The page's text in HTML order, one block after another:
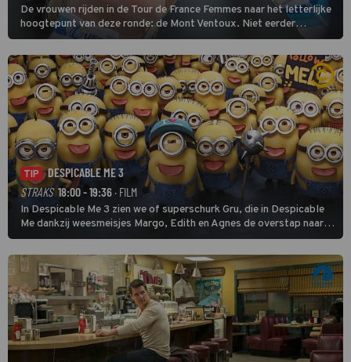
De vrouwen rijden in de Tour de France Femmes naar het letterlijke
hoogtepunt van deze ronde: de Mont Ventoux. Niet eerder
finishten de vrouwen voor deze koers op deze kale col uit de
buitencategorie. De aanloop naar de slotklim is vlak.
TIP
DESPICABLE ME 3
STRAKS 18:00 - 19:36· FILM
In Despicable Me 3 zien we of superschurk Gru, die in Despicable
Me dankzij weesmeisjes Margo, Edith en Agnes de overstap naar
het rechte pad maakte, ook op dat pad weet te blijven.